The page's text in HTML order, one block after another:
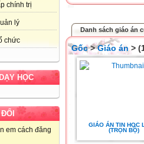
chính trị
lý
chức
HỌC
ĐỔI
em cách đăng
Danh sách giáo án
Gốc>Giáo án >
GIÁO ÁN TIN HỌC
(TRỌN BỘ)